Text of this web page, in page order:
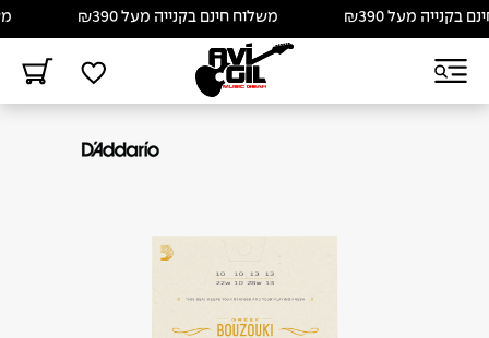
מעל ₪390 משלוח חינם בקנייה מעל ₪390